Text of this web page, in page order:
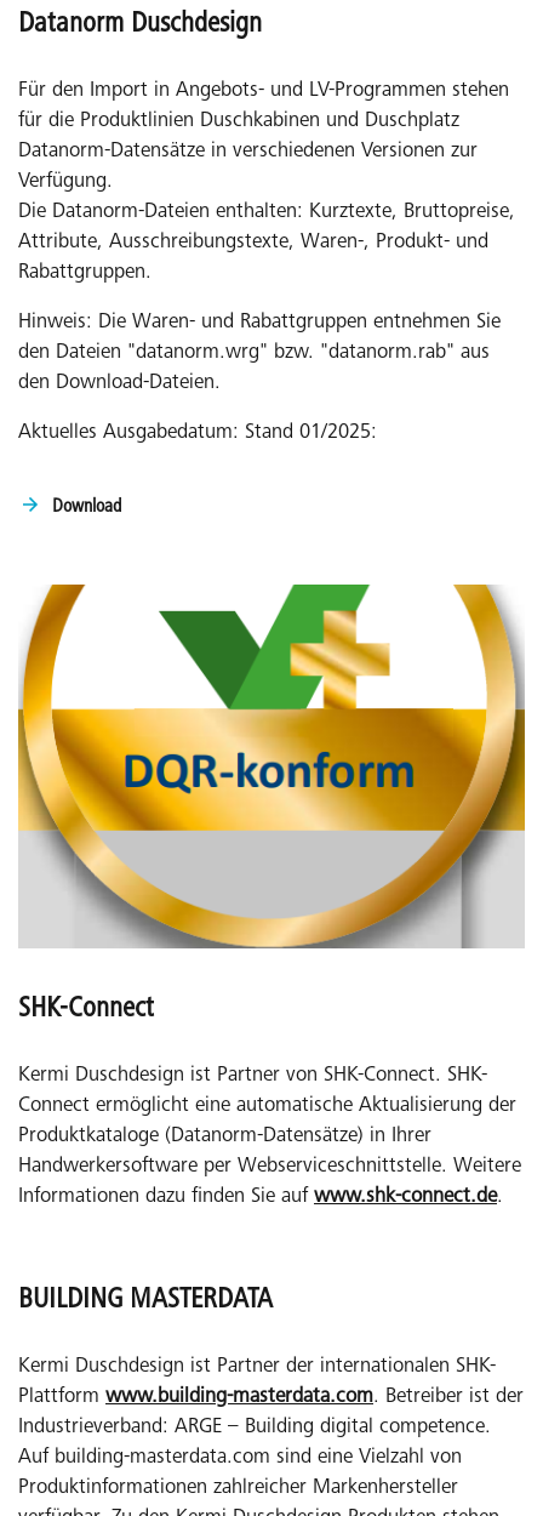
Datanorm Duschdesign
Für den Import in Angebots- und LV-Programmen stehen
für die Produktlinien Duschkabinen und Duschplatz
Datanorm-Datensätze in verschiedenen Versionen zur
Verfügung.
Die Datanorm-Dateien enthalten: Kurztexte, Bruttopreise,
Attribute, Ausschreibungstexte, Waren-, Produkt- und
Rabattgruppen.
Hinweis: Die Waren- und Rabattgruppen entnehmen Sie
den Dateien "datanorm.wrg" bzw. "datanorm.rab" aus
den Download-Dateien.
Aktuelles Ausgabedatum: Stand 01/2025:
Download
SHK-Connect
Kermi Duschdesign ist Partner von SHK-Connect. SHK-
Connect ermöglicht eine automatische Aktualisierung der
Produktkataloge (Datanorm-Datensätze) in Ihrer
Handwerkersoftware per Webserviceschnittstelle. Weitere
Informationen dazu finden Sie auf www.shk-connect.de.
BUILDING MASTERDATA
Kermi Duschdesign ist Partner der internationalen SHK-
Plattform www.building-masterdata.com. Betreiber ist der
Industrieverband: ARGE – Building digital competence.
Auf building-masterdata.com sind eine Vielzahl von
Produktinformationen zahlreicher Markenhersteller